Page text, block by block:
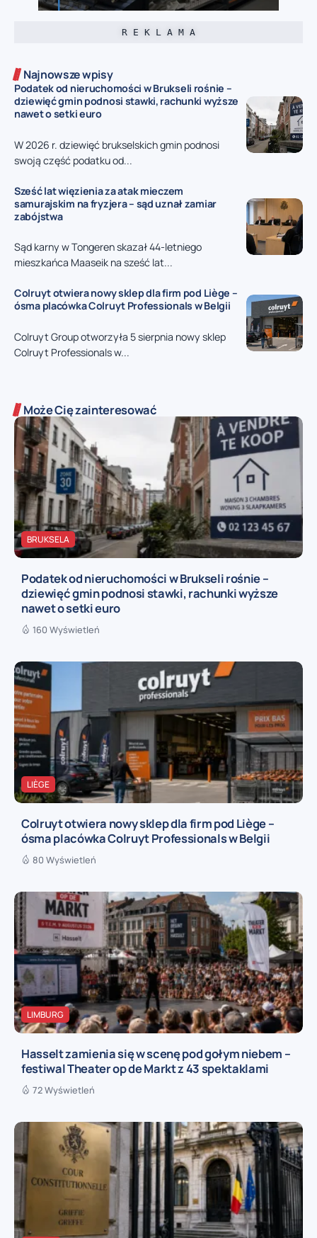
R E K L A M A
Najnowsze wpisy
Podatek od nieruchomości w Brukseli rośnie –
dziewięć gmin podnosi stawki, rachunki wyższe
nawet o setki euro
W 2026 r. dziewięć brukselskich gmin podnosi
swoją część podatku od...
Sześć lat więzienia za atak mieczem
samurajskim na fryzjera – sąd uznał zamiar
zabójstwa
Sąd karny w Tongeren skazał 44-letniego
mieszkańca Maaseik na sześć lat...
Colruyt otwiera nowy sklep dla firm pod Liège –
ósma placówka Colruyt Professionals w Belgii
Colruyt Group otworzyła 5 sierpnia nowy sklep
Colruyt Professionals w...
Może Cię zainteresować
BRUKSELA
Podatek od nieruchomości w Brukseli rośnie –
dziewięć gmin podnosi stawki, rachunki wyższe
nawet o setki euro
160 Wyświetleń
LIÈGE
Colruyt otwiera nowy sklep dla firm pod Liège –
ósma placówka Colruyt Professionals w Belgii
80 Wyświetleń
LIMBURG
Hasselt zamienia się w scenę pod gołym niebem –
festiwal Theater op de Markt z 43 spektaklami
72 Wyświetleń